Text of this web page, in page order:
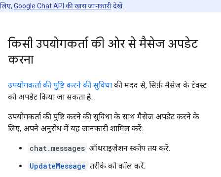
लिए, Google Chat API की खास जानकारीदेखें.
किसी उपयोगकर्ता की ओर से मैसेज अपडेट
करना
उपयोगकर्ता की पुष्टि करने की सुविधा की मदद से, सिर्फ़ मैसेज के टेक्स्ट
को अपडेट किया जा सकता है.
उपयोगकर्ता की पुष्टि करने की सुविधा के साथ मैसेज अपडेट करने के
लिए, अपने अनुरोध में यह जानकारी शामिल करें:
chat.messages ऑथराइज़ेशन स्कोप तय करें.
UpdateMessage तरीके को कॉल करें.